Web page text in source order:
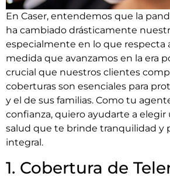
En Caser, entendemos que la
ha cambiado drásticamente
especialmente en lo que respecta
medida que avanzamos en la era
crucial que nuestros clientes
coberturas son esenciales para
y el de sus familias. Como tu
confianza, quiero ayudarte a elegir
salud que te brinde tranquilidad y
integral.
1. Cobertura de